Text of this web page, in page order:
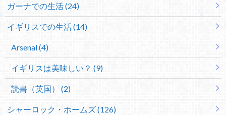
ガーナでの生活 (24)
イギリスでの生活 (14)
Arsenal (4)
イギリスは美味しい？ (9)
読書（英国） (2)
シャーロック・ホームズ (126)